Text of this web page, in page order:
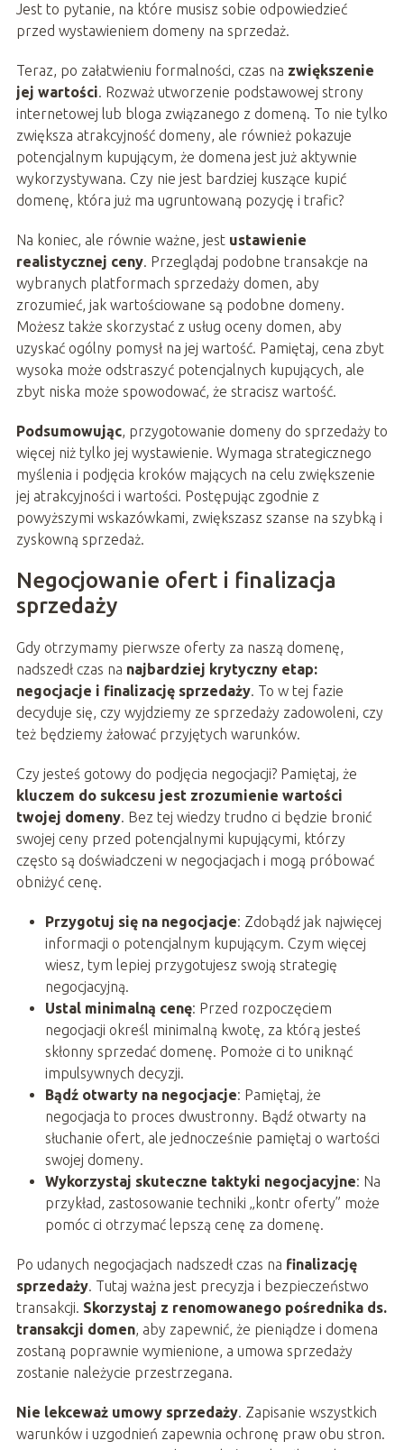
Jest to pytanie, na które musisz sobie odpowiedzieć
przed wystawieniem domeny na sprzedaż.
Teraz, po załatwieniu formalności, czas na zwiększenie
jej wartości. Rozważ utworzenie podstawowej strony
internetowej lub bloga związanego z domeną. To nie tylko
zwiększa atrakcyjność domeny, ale również pokazuje
potencjalnym kupującym, że domena jest już aktywnie
wykorzystywana. Czy nie jest bardziej kuszące kupić
domenę, która już ma ugruntowaną pozycję i trafic?
Na koniec, ale równie ważne, jest ustawienie
realistycznej ceny. Przeglądaj podobne transakcje na
wybranych platformach sprzedaży domen, aby
zrozumieć, jak wartościowane są podobne domeny.
Możesz także skorzystać z usług oceny domen, aby
uzyskać ogólny pomysł na jej wartość. Pamiętaj, cena zbyt
wysoka może odstraszyć potencjalnych kupujących, ale
zbyt niska może spowodować, że stracisz wartość.
Podsumowując, przygotowanie domeny do sprzedaży to
więcej niż tylko jej wystawienie. Wymaga strategicznego
myślenia i podjęcia kroków mających na celu zwiększenie
jej atrakcyjności i wartości. Postępując zgodnie z
powyższymi wskazówkami, zwiększasz szanse na szybką i
zyskowną sprzedaż.
Negocjowanie ofert i finalizacja
sprzedaży
Gdy otrzymamy pierwsze oferty za naszą domenę,
nadszedł czas na najbardziej krytyczny etap:
negocjacje i finalizację sprzedaży. To w tej fazie
decyduje się, czy wyjdziemy ze sprzedaży zadowoleni, czy
też będziemy żałować przyjętych warunków.
Czy jesteś gotowy do podjęcia negocjacji? Pamiętaj, że
kluczem do sukcesu jest zrozumienie wartości
twojej domeny. Bez tej wiedzy trudno ci będzie bronić
swojej ceny przed potencjalnymi kupującymi, którzy
często są doświadczeni w negocjacjach i mogą próbować
obniżyć cenę.
Przygotuj się na negocjacje: Zdobądź jak najwięcej
informacji o potencjalnym kupującym. Czym więcej
wiesz, tym lepiej przygotujesz swoją strategię
negocjacyjną.
Ustal minimalną cenę: Przed rozpoczęciem
negocjacji określ minimalną kwotę, za którą jesteś
skłonny sprzedać domenę. Pomoże ci to uniknąć
impulsywnych decyzji.
Bądź otwarty na negocjacje: Pamiętaj, że
negocjacja to proces dwustronny. Bądź otwarty na
słuchanie ofert, ale jednocześnie pamiętaj o wartości
swojej domeny.
Wykorzystaj skuteczne taktyki negocjacyjne: Na
przykład, zastosowanie techniki „kontr oferty” może
pomóc ci otrzymać lepszą cenę za domenę.
Po udanych negocjacjach nadszedł czas na finalizację
sprzedaży. Tutaj ważna jest precyzja i bezpieczeństwo
transakcji. Skorzystaj z renomowanego pośrednika ds.
transakcji domen, aby zapewnić, że pieniądze i domena
zostaną poprawnie wymienione, a umowa sprzedaży
zostanie należycie przestrzegana.
Nie lekceważ umowy sprzedaży. Zapisanie wszystkich
warunków i uzgodnień zapewnia ochronę praw obu stron.